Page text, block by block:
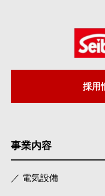
採用
事業内容
／ 電気設備